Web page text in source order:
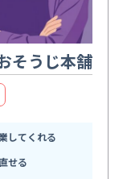
そうじ本舗
してくれる
せる